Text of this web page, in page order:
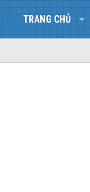
TRANG CHỦ